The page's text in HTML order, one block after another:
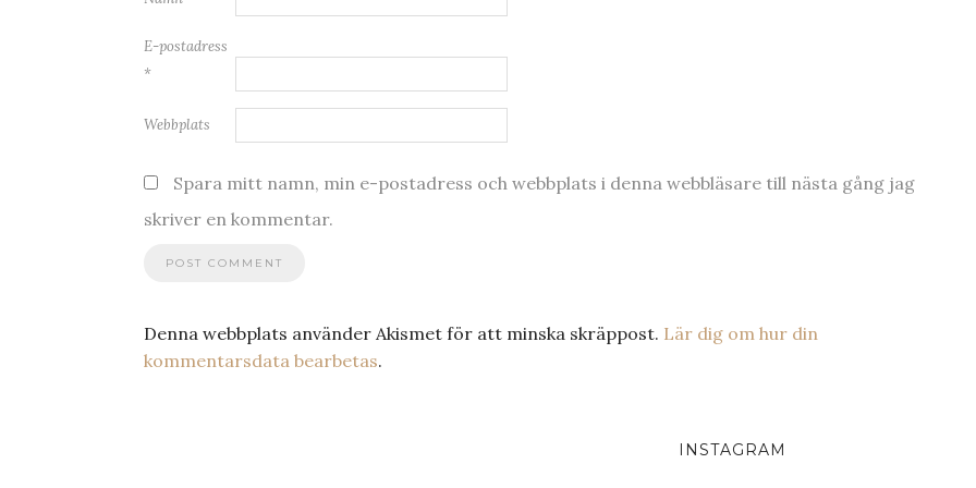
E-postadress
*
Webbplats
Spara mitt namn, min e-postadress och webbplats i denna webbläsare till nästa gång jag
skriver en kommentar.
Denna webbplats använder Akismet för att minska skräppost. Lär dig om hur din
kommentarsdata bearbetas.
INSTAGRAM